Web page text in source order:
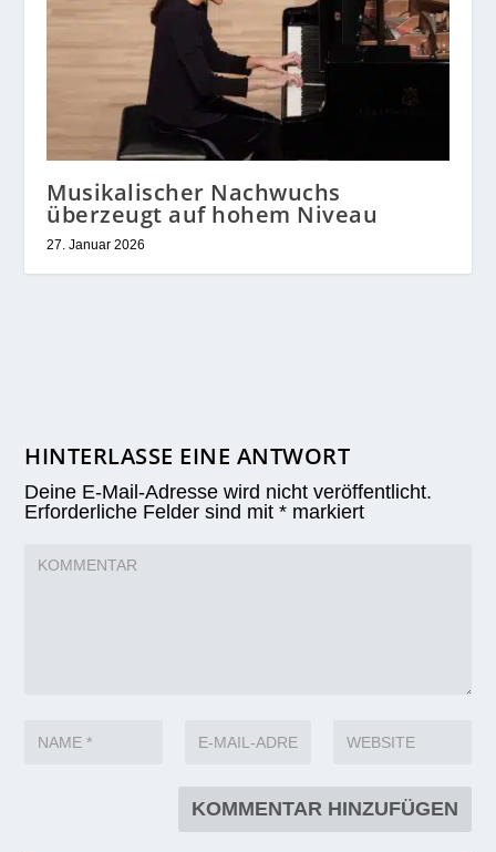
Musikalischer Nachwuchs
überzeugt auf hohem Niveau
27. Januar 2026
HINTERLASSE EINE ANTWORT
Deine E-Mail-Adresse wird nicht veröffentlicht.
Erforderliche Felder sind mit* markiert